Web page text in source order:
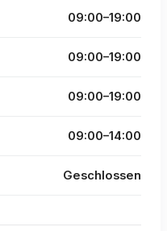
09:00–19:00
09:00–19:00
09:00–19:00
09:00–14:00
Geschlossen